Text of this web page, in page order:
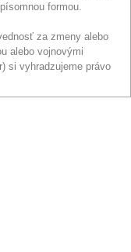
formou.
za zmeny alebo
alebo vojnovými
si vyhradzujeme právo